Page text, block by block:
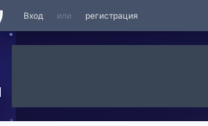
Вход или регистрация